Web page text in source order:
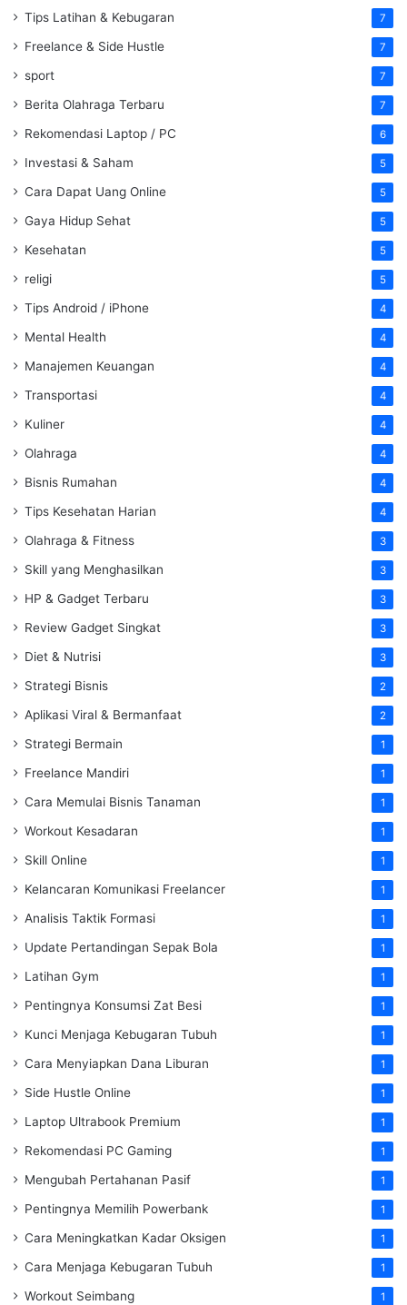
Tips Latihan & Kebugaran 7
Freelance & Side Hustle 7
sport 7
Berita Olahraga Terbaru 7
Rekomendasi Laptop / PC 6
Investasi & Saham 5
Cara Dapat Uang Online 5
Gaya Hidup Sehat 5
Kesehatan 5
religi 5
Tips Android / iPhone 4
Mental Health 4
Manajemen Keuangan 4
Transportasi 4
Kuliner 4
Olahraga 4
Bisnis Rumahan 4
Tips Kesehatan Harian 4
Olahraga & Fitness 3
Skill yang Menghasilkan 3
HP & Gadget Terbaru 3
Review Gadget Singkat 3
Diet & Nutrisi 3
Strategi Bisnis 2
Aplikasi Viral & Bermanfaat 2
Strategi Bermain 1
Freelance Mandiri 1
Cara Memulai Bisnis Tanaman 1
Workout Kesadaran 1
Skill Online 1
Kelancaran Komunikasi Freelancer 1
Analisis Taktik Formasi 1
Update Pertandingan Sepak Bola 1
Latihan Gym 1
Pentingnya Konsumsi Zat Besi 1
Kunci Menjaga Kebugaran Tubuh 1
Cara Menyiapkan Dana Liburan 1
Side Hustle Online 1
Laptop Ultrabook Premium 1
Rekomendasi PC Gaming 1
Mengubah Pertahanan Pasif 1
Pentingnya Memilih Powerbank 1
Cara Meningkatkan Kadar Oksigen 1
Cara Menjaga Kebugaran Tubuh 1
Workout Seimbang 1